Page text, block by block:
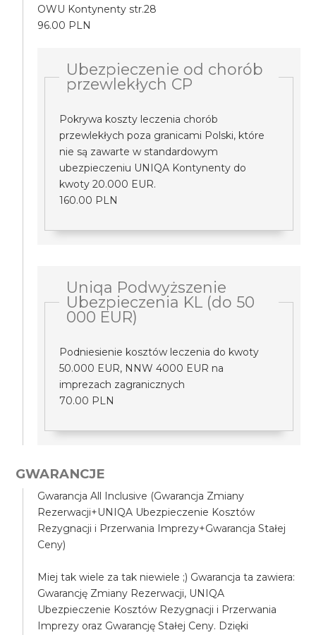
OWU Kontynenty str.28
96.00 PLN
Ubezpieczenie od chorób
przewlekłych CP
Pokrywa koszty leczenia chorób
przewlekłych poza granicami Polski, które
nie są zawarte w standardowym
ubezpieczeniu UNIQA Kontynenty do
kwoty 20.000 EUR.
160.00 PLN
Uniqa Podwyższenie
Ubezpieczenia KL (do 50
000 EUR)
Podniesienie kosztów leczenia do kwoty
50.000 EUR, NNW 4000 EUR na
imprezach zagranicznych
70.00 PLN
GWARANCJE
Gwarancja All Inclusive (Gwarancja Zmiany
Rezerwacji+UNIQA Ubezpieczenie Kosztów
Rezygnacji i Przerwania Imprezy+Gwarancja Stałej
Ceny)
Miej tak wiele za tak niewiele ;) Gwarancja ta zawiera:
Gwarancję Zmiany Rezerwacji, UNIQA
Ubezpieczenie Kosztów Rezygnacji i Przerwania
Imprezy oraz Gwarancję Stałej Ceny. Dzięki